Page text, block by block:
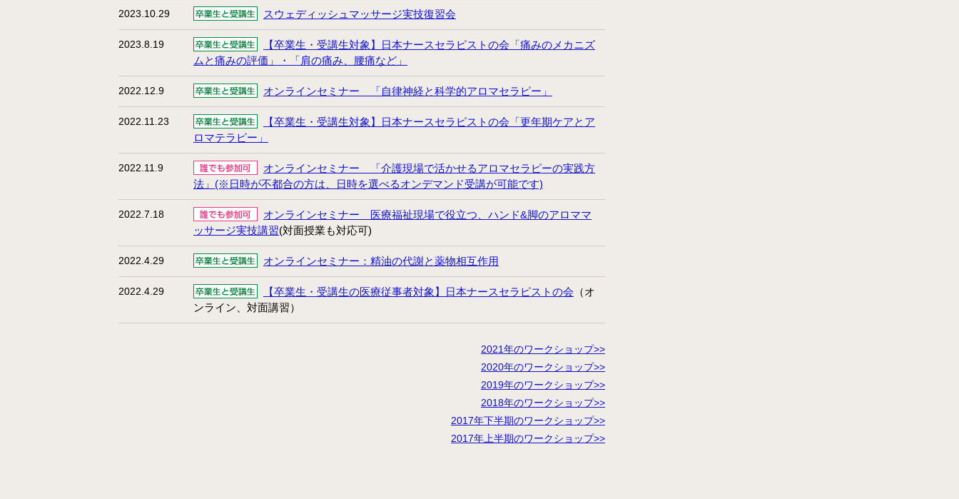
2023.10.29 スウェディッシュマッサージ実技復習会
2023.8.19
【卒業生・受講生対象】日本ナースセラピストの会「痛みのメカニズ
ムと痛みの評価」・「肩の痛み、腰痛など」
2022.12.9 オンラインセミナー 「自律神経と科学的アロマセラピー」
2022.11.23
【卒業生・受講生対象】日本ナースセラピストの会「更年期ケアとア
ロマテラピー」
2022.11.9
オンラインセミナー 「介護現場で活かせるアロマセラピーの実践方
法」(※日時が不都合の方は、日時を選べるオンデマンド受講が可能です)
2022.7.18
オンラインセミナー 医療福祉現場で役立つ、ハンド&脚のアロママ
ッサージ実技講習(対面授業も対応可)
2022.4.29 オンラインセミナー：精油の代謝と薬物相互作用
2022.4.29 【卒業生・受講生の医療従事者対象】日本ナースセラピストの会 （オ
ンライン、対面講習）
2021年のワークショップ>>
2020年のワークショップ>>
2019年のワークショップ>>
2018年のワークショップ>>
2017年下半期のワークショップ>>
2017年上半期のワークショップ>>